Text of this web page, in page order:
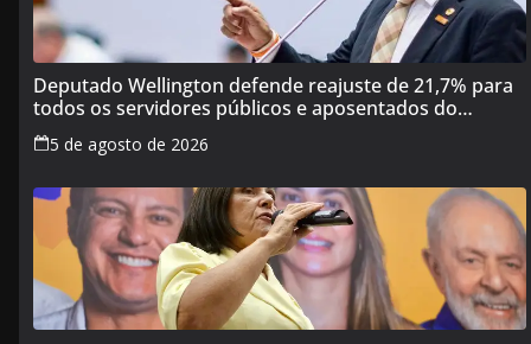
Deputado Wellington defende reajuste de 21,7% para
todos os servidores públicos e aposentados do
Maranhão
5 de agosto de 2026